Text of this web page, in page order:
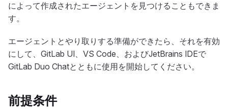
によって作成されたエージェントを見つけることもできま
す。
エージェントとやり取りする準備ができたら、それを有効
にして、GitLab UI、VS Code、およびJetBrains IDEで
GitLab Duo Chatとともに使用を開始してください。
前提条件